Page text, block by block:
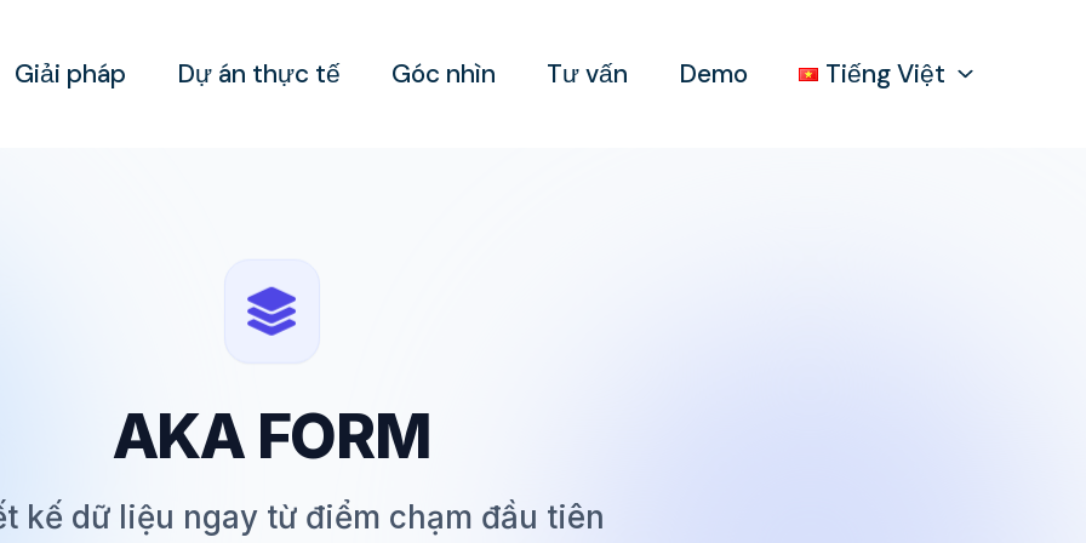
Giải pháp Dự án thực tế Góc nhìn Tư vấn Demo Tiếng Việt
AKA FORM
kế dữ liệu ngay từ điểm chạm đầu tiên